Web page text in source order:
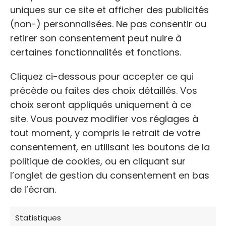
uniques sur ce site et afficher des publicités
(non-) personnalisées. Ne pas consentir ou
retirer son consentement peut nuire à
certaines fonctionnalités et fonctions.
Cliquez ci-dessous pour accepter ce qui
précède ou faites des choix détaillés. Vos
choix seront appliqués uniquement à ce
site. Vous pouvez modifier vos réglages à
tout moment, y compris le retrait de votre
consentement, en utilisant les boutons de la
politique de cookies, ou en cliquant sur
l’onglet de gestion du consentement en bas
de l’écran.
Statistiques
NOM
La Patte De L’espoir
ADRESSE:
La Foucaudière, 61700 Saint-Gilles-des-
Marais
TÉLÉPHONE: